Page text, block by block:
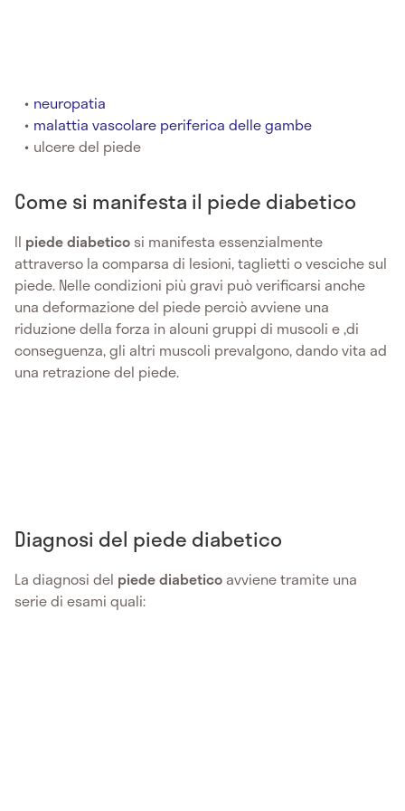
neuropatia
malattia vascolare periferica delle gambe
ulcere del piede
Come si manifesta il piede diabetico
Il piede diabetico si manifesta essenzialmente
attraverso la comparsa di lesioni, taglietti o vesciche sul
piede. Nelle condizioni più gravi può verificarsi anche
una deformazione del piede perciò avviene una
riduzione della forza in alcuni gruppi di muscoli e ,di
conseguenza, gli altri muscoli prevalgono, dando vita ad
una retrazione del piede.
Diagnosi del piede diabetico
La diagnosi del piede diabetico avviene tramite una
serie di esami quali: